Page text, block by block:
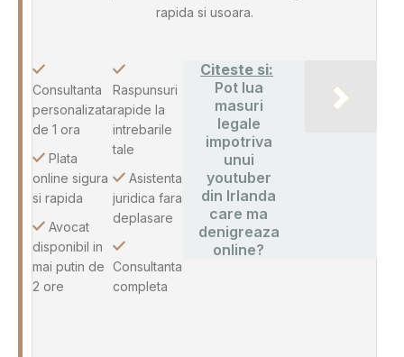
rapida si usoara.
Consultanta
personalizata
de 1 ora
Plata
online sigura
si rapida
Avocat
disponibil in
mai putin de
2 ore
Raspunsuri
rapide la
intrebarile
tale
Asistenta
juridica fara
deplasare
Consultanta
completa
Citeste si:
Pot lua
masuri
legale
impotriva
unui
youtuber
din Irlanda
care ma
denigreaza
online?